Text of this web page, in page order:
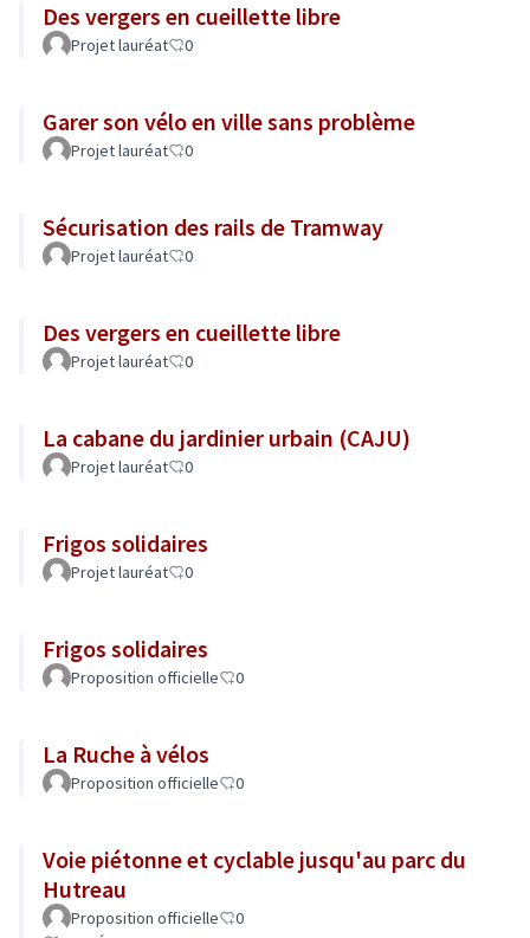
Des vergers en cueillette libre
Projet lauréat 0
Garer son vélo en ville sans problème
Projet lauréat 0
Sécurisation des rails de Tramway
Projet lauréat 0
Des vergers en cueillette libre
Projet lauréat 0
La cabane du jardinier urbain (CAJU)
Projet lauréat 0
Frigos solidaires
Projet lauréat 0
Frigos solidaires
Proposition officielle 0
La Ruche à vélos
Proposition officielle 0
Voie piétonne et cyclable jusqu'au parc du
Hutreau
Proposition officielle
0